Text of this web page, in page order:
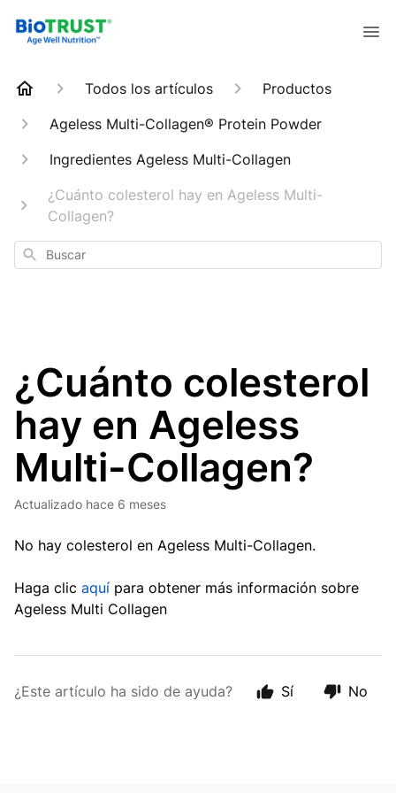
Todos los artículos
Productos
Ageless Multi-Collagen® Protein Powder
Ingredientes Ageless Multi-Collagen
¿Cuánto colesterol hay en Ageless Multi-
Collagen?
Buscar
¿Cuánto colesterol
hay en Ageless
Multi-Collagen?
Actualizado hace 6 meses
No hay colesterol en Ageless Multi-Collagen.
Haga clic aquí para obtener más información sobre
Ageless Multi Collagen
¿Este artículo ha sido de ayuda? Sí No